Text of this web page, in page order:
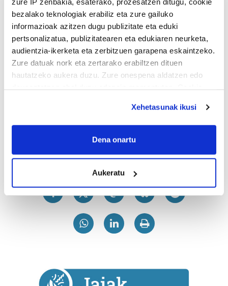
bezalako teknologiak erabiliz eta zure gailuko
informazioak azitzen dugu publizitate eta eduki
pertsonalizatua, publizitatearen eta edukiaren neurketa,
audientzia-ikerketa eta zerbitzuen garapena eskaintzeko.
Zure datuak nork eta zertarako erabiltzen dituen
hautatzeko aukera duzu. Zure onespena aldatzen edo
If you allow, we would also like to:
Collect information about your geographical
Identify your device by actively scanning it for
specific characteristics (fingerprinting)
Find out more about how your personal data is processed
and set your preferences in the
details section
pertsonalizatuak eskaintzeko, iragarkiak eta edukia
Xehetasunak ikusi
Dena onartu
Aukeratu